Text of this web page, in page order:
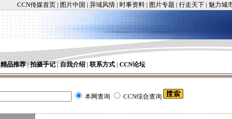
CCN传媒首页 | 图片中国 | 异域风情 | 时事资料 | 图片专题 | 行走天下 | 魅力城
精品推荐|拍摄手记|自我介绍 | 联系方式 | CCN论坛
本网查询 CCN综合查询